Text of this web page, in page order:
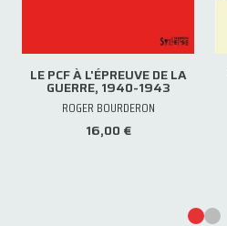
LE PCF À L'ÉPREUVE DE LA
GUERRE, 1940-1943
ROGER BOURDERON
16,00 €